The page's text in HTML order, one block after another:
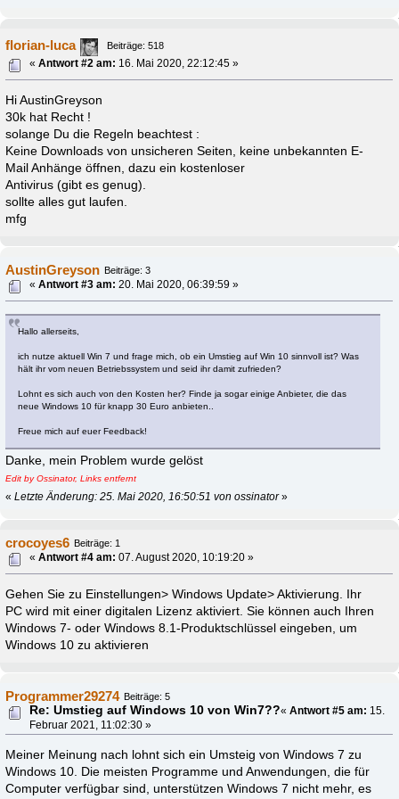
florian-luca
Beiträge: 518
«Antwort #2 am: 16. Mai 2020, 22:12:45 »
Hi AustinGreyson
30k hat Recht !
solange Du die Regeln beachtest :
Keine Downloads von unsicheren Seiten, keine unbekannten E-
Mail Anhänge öffnen, dazu ein kostenloser
Antivirus (gibt es genug).
sollte alles gut laufen.
mfg
AustinGreyson Beiträge: 3
«Antwort #3 am: 20. Mai 2020, 06:39:59 »
Hallo allerseits,
ich nutze aktuell Win 7 und frage mich, ob ein Umstieg auf Win 10 sinnvoll ist? Was
hält ihr vom neuen Betriebssystem und seid ihr damit zufrieden?
Lohnt es sich auch von den Kosten her? Finde ja sogar einige Anbieter, die das
neue Windows 10 für knapp 30 Euro anbieten..
Freue mich auf euer Feedback!
Danke, mein Problem wurde gelöst
Edit by Ossinator, Links entfernt
«Letzte Änderung: 25. Mai 2020, 16:50:51 von ossinator»
crocoyes6 Beiträge: 1
«Antwort #4 am: 07. August 2020, 10:19:20 »
Gehen Sie zu Einstellungen> Windows Update> Aktivierung. Ihr
PC wird mit einer digitalen Lizenz aktiviert. Sie können auch Ihren
Windows 7- oder Windows 8.1-Produktschlüssel eingeben, um
Windows 10 zu aktivieren
Programmer29274 Beiträge: 5
Re: Umstieg auf Windows 10 von Win7??«Antwort #5 am: 15.
Februar 2021, 11:02:30 »
Meiner Meinung nach lohnt sich ein Umsteig von Windows 7 zu
Windows 10. Die meisten Programme und Anwendungen, die für
Computer verfügbar sind, unterstützen Windows 7 nicht mehr, es